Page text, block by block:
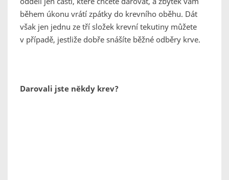
během úkonu vrátí zpátky do krevního oběhu. Dát
však jen jednu ze tří složek krevní tekutiny můžete
v případě, jestliže dobře snášíte běžné odběry krve.
Darovali jste někdy krev?